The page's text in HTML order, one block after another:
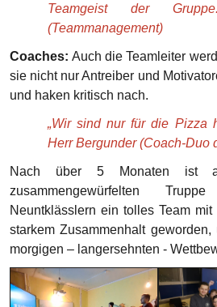
Teamgeist der
(Teammanagement)
Coaches:Auch die Teamleiter
sie nicht nur Antreiber und
und haken kritisch nach.
„Wir sind nur für die Pizza
Herr Bergunder (Coach-Duo
Nach über 5 Monaten ist
zusammengewürfelten
Neuntklässlern ein tolles Team
starkem Zusammenhalt
morgigen – langersehnten -